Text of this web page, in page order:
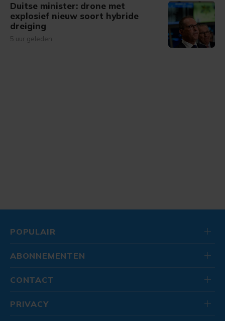
Duitse minister: drone met
explosief nieuw soort hybride
dreiging
5 uur geleden
POPULAIR
ABONNEMENTEN
CONTACT
PRIVACY